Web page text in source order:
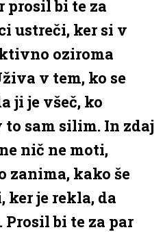
prosil bi te za
ustreči, ker si v
oziroma
v tem, ko se
ji je všeč, ko
to sam silim. In zdaj
nič ne moti,
zanima, kako še
ker je rekla, da
Prosil bi te za par